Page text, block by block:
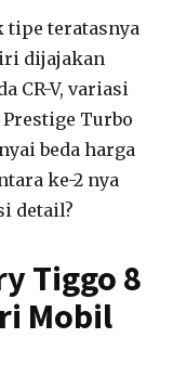
tipe teratasnya
dijajakan
CR-V, variasi
Prestige Turbo
beda harga
ke-2 nya
detail?
Tiggo 8
Mobil